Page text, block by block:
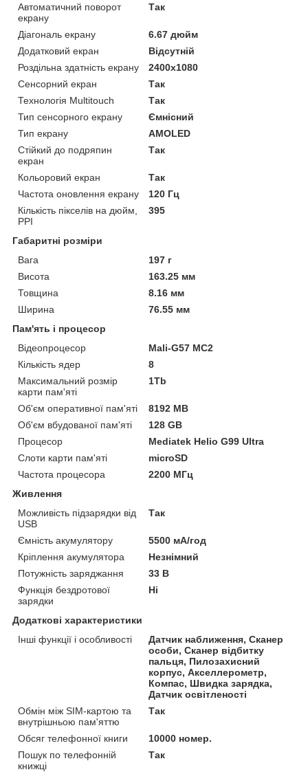
Автоматичний поворот
екрану
Так
Діагональ екрану
6.67 дюйм
Додатковий екран
Відсутній
Роздільна здатність екрану
2400x1080
Сенсорний екран
Так
Технологія Multitouch
Так
Тип сенсорного екрану
Ємнісний
Тип екрану
AMOLED
Стійкий до подряпин
екран
Так
Кольоровий екран
Так
Частота оновлення екрану
120 Гц
Кількість пікселів на дюйм,
PPI
395
Габаритні розміри
Вага
197 г
Висота
163.25 мм
Товщина
8.16 мм
Ширина
76.55 мм
Пам'ять і процесор
Відеопроцесор
Mali-G57 MC2
Кількість ядер
8
Максимальний розмір
карти пам'яті
1Tb
Об'єм оперативної пам'яті
8192 MB
Об'єм вбудованої пам'яті
128 GB
Процесор
Mediatek Helio G99 Ultra
Слоти карти пам'яті
microSD
Частота процесора
2200 МГц
Живлення
Можливість підзарядки від
USB
Так
Ємність акумулятору
5500 мА/год
Кріплення акумулятора
Незнімний
Потужність заряджання
33 В
Функція бездротової
зарядки
Ні
Додаткові характеристики
Інші функції і особливості
Датчик наближення, Сканер
особи, Сканер відбитку
пальця, Пилозахисний
корпус, Акселлерометр,
Компас, Швидка зарядка,
Датчик освітленості
Обмін між SIM-картою та
внутрішньою пам'яттю
Так
Обсяг телефонної книги
10000 номер.
Пошук по телефонній
книжці
Так